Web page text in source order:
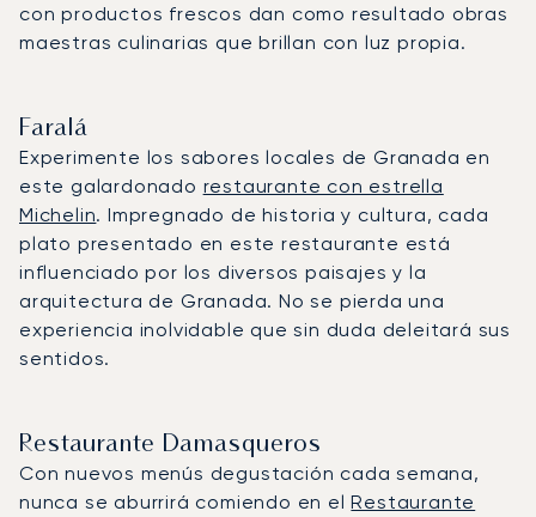
con productos frescos dan como resultado obras
maestras culinarias que brillan con luz propia.
Faralá
Experimente los sabores locales de Granada en
este galardonado restaurante con estrella
Michelin. Impregnado de historia y cultura, cada
plato presentado en este restaurante está
influenciado por los diversos paisajes y la
arquitectura de Granada. No se pierda una
experiencia inolvidable que sin duda deleitará sus
sentidos.
Restaurante Damasqueros
Con nuevos menús degustación cada semana,
nunca se aburrirá comiendo en elRestaurante